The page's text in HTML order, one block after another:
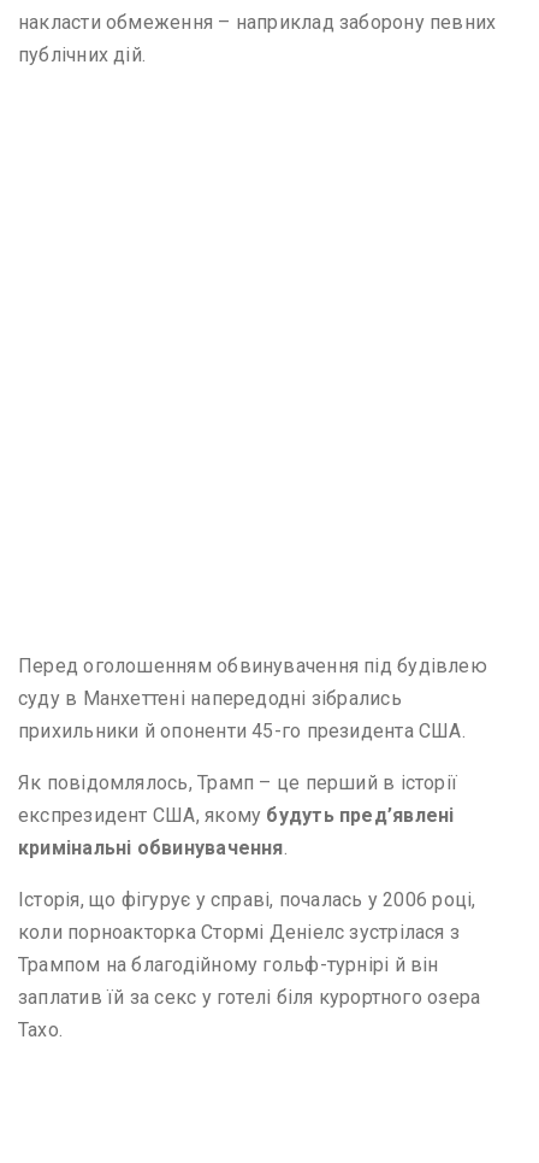
накласти обмеження – наприклад заборону певних
публічних дій.
Перед оголошенням обвинувачення під будівлею
суду в Манхеттені напередодні зібрались
прихильники й опоненти 45-го президента США.
Як повідомлялось, Трамп – це перший в історії
експрезидент США, якому будуть пред’явлені
кримінальні обвинувачення.
Історія, що фігурує у справі, почалась у 2006 році,
коли порноакторка Стормі Деніелс зустрілася з
Трампом на благодійному гольф-турнірі й він
заплатив їй за секс у готелі біля курортного озера
Тахо.